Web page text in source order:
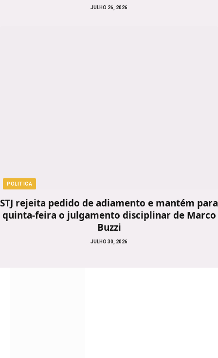
JULHO 26, 2026
POLITICA
STJ rejeita pedido de adiamento e mantém para
quinta-feira o julgamento disciplinar de Marco
Buzzi
JULHO 30, 2026